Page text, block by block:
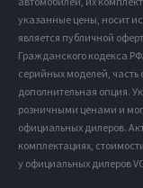
указанные цены, носит
является публичной
Гражданского кодекса
серийных моделей, часть
дополнительная опция.
розничными ценами и
официальных дилеров.
комплектациях,
у официальных дилеров